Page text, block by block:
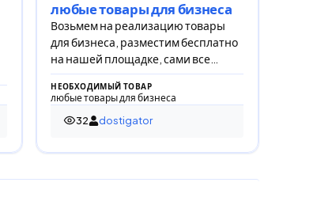
любые товары для бизнеса
Возьмем на реализацию товары
для бизнеса, разместим бесплатно
на нашей площадке, сами все
прорекламируем.
НЕОБХОДИМЫЙ ТОВАР
любые товары для бизнеса
32
32 просмотра
dostigator